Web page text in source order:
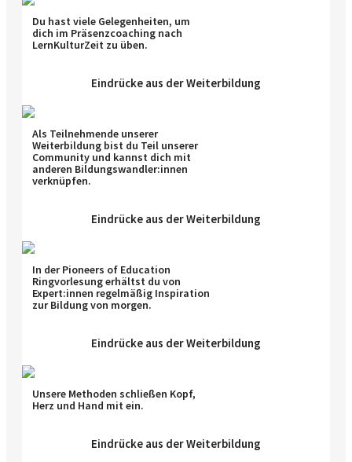
Du hast viele Gelegenheiten, um
dich im Präsenzcoaching nach
LernKulturZeit zu üben.
Eindrücke aus der Weiterbildung
Als Teilnehmende unserer
Weiterbildung bist du Teil unserer
Community und kannst dich mit
anderen Bildungswandler:innen
verknüpfen.
Eindrücke aus der Weiterbildung
In der Pioneers of Education
Ringvorlesung erhältst du von
Expert:innen regelmäßig Inspiration
zur Bildung von morgen.
Eindrücke aus der Weiterbildung
Unsere Methoden schließen Kopf,
Herz und Hand mit ein.
Eindrücke aus der Weiterbildung